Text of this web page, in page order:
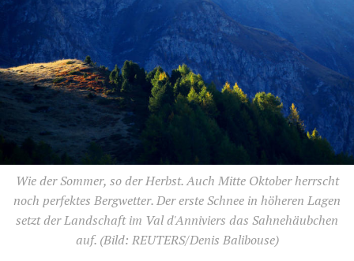
Wie der Sommer, so der Herbst. Auch Mitte Oktober herrscht
noch perfektes Bergwetter. Der erste Schnee in höheren Lagen
setzt der Landschaft im Val d'Anniviers das Sahnehäubchen
auf.(Bild: REUTERS/Denis Balibouse)